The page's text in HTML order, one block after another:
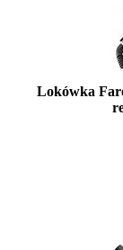
Lokówka